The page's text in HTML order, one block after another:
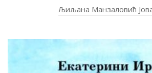
Љиљана Манзаловић